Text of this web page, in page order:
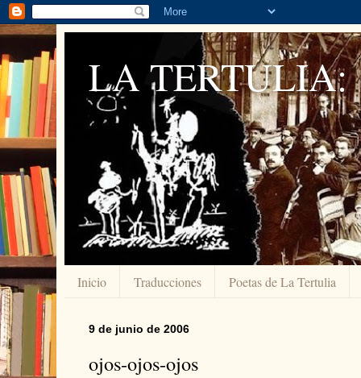
LA TERTULIA:
Inicio Traducciones Poetas de La Tertulia
9 de junio de 2006
ojos-ojos-ojos